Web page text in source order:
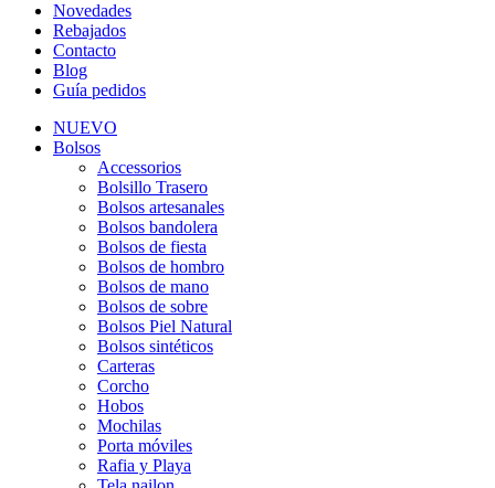
Novedades
Rebajados
Contacto
Blog
Guía pedidos
NUEVO
Bolsos
Accessorios
Bolsillo Trasero
Bolsos artesanales
Bolsos bandolera
Bolsos de fiesta
Bolsos de hombro
Bolsos de mano
Bolsos de sobre
Bolsos Piel Natural
Bolsos sintéticos
Carteras
Corcho
Hobos
Mochilas
Porta móviles
Rafia y Playa